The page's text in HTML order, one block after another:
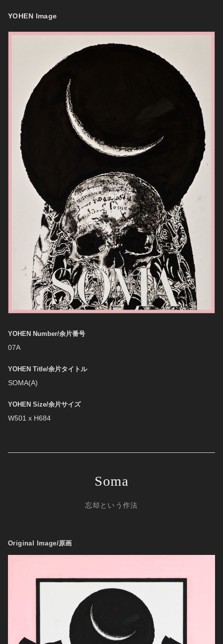
YOHEN Image
YOHEN Number/余片番号
07A
YOHEN Title/余片タイトル
SOMA(A)
YOHEN Size/余片サイズ
W501 x H684
Soma
忘却という作法
Original Image/原画